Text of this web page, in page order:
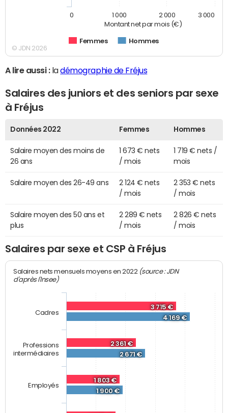
Montant net par mois (€)
Femmes Hommes
0 1 000 2 000 3 000
© JDN 2026
A lire aussi :ladémographie de Fréjus
Salaires des juniors et des seniors par sexe
à Fréjus
Données 2022 Femmes Hommes
Salaire moyen des moins de
26 ans
1 673 € nets
/ mois
1 719 € nets /
mois
Salaire moyen des 26-49 ans
2 124 € nets
/ mois
2 353 € nets
/ mois
Salaire moyen des 50 ans et
plus
2 289 € nets
/ mois
2 826 € nets
/ mois
Salaires par sexe et CSP à Fréjus
Salaires nets mensuels moyens en 2022 (source : JDN
d'après l'Insee)
3 715 €
2 361 €
1 803 €
4 169 €
2 671 €
1 900 €
Cadres
Professions
intermédiaires
Employés